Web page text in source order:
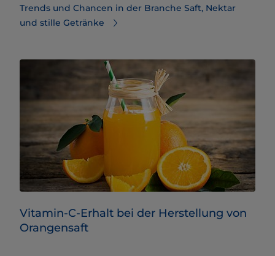
Trends und Chancen in der Branche Saft, Nektar
und stille Getränke
Vitamin-C-Erhalt bei der Herstellung von
Orangensaft